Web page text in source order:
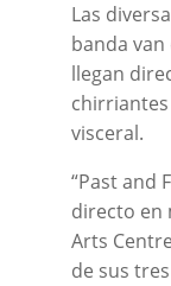
Las
banda
llegan
visceral.
“Past and
directo en
Arts
de sus